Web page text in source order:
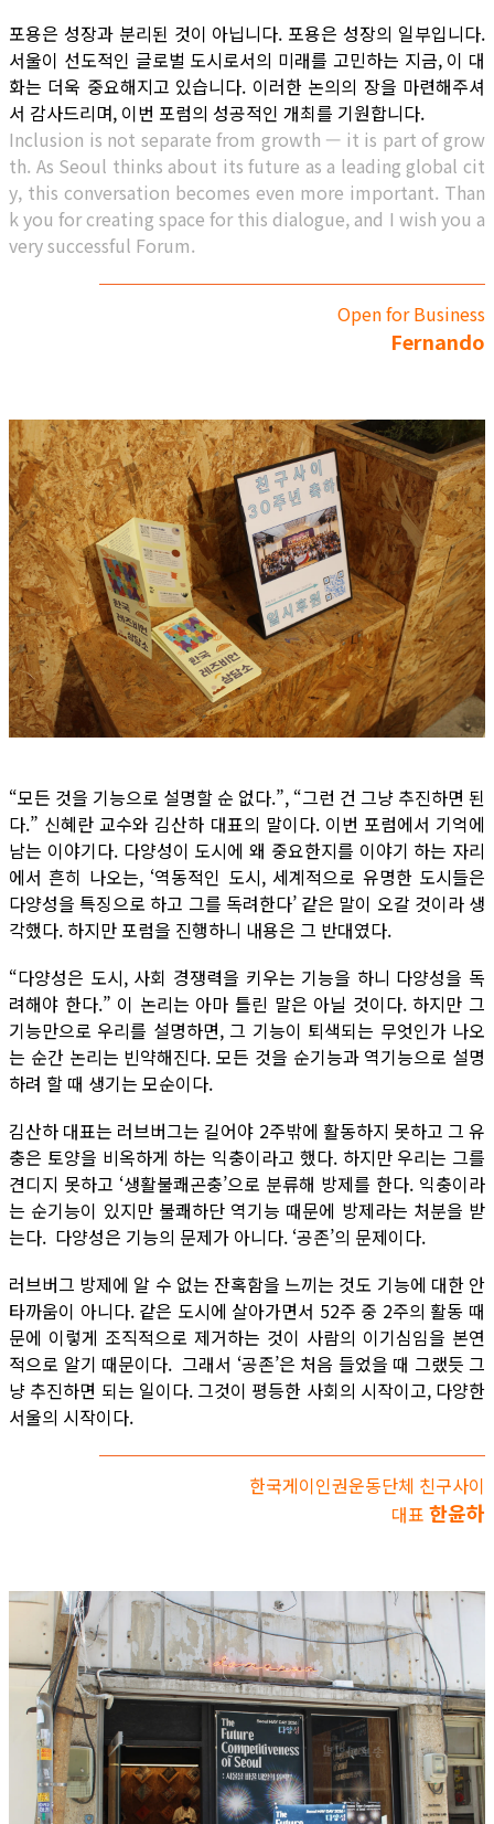
포용은 성장과 분리된 것이 아닙니다. 포용은 성장의 일부입니다.
서울이 선도적인 글로벌 도시로서의 미래를 고민하는 지금, 이 대
화는 더욱 중요해지고 있습니다. 이러한 논의의 장을 마련해주셔
서 감사드리며, 이번 포럼의 성공적인 개최를 기원합니다.
Inclusion is not separate from growth — it is part of grow
th. As Seoul thinks about its future as a leading global cit
y, this conversation becomes even more important. Than
k you for creating space for this dialogue, and I wish you a
very successful Forum.
Open for Business
Fernando
“모든 것을 기능으로 설명할 순 없다.”, “그런 건 그냥 추진하면 된
다.” 신혜란 교수와 김산하 대표의 말이다. 이번 포럼에서 기억에
남는 이야기다. 다양성이 도시에 왜 중요한지를 이야기 하는 자리
에서 흔히 나오는, ‘역동적인 도시, 세계적으로 유명한 도시들은
다양성을 특징으로 하고 그를 독려한다’ 같은 말이 오갈 것이라 생
각했다. 하지만 포럼을 진행하니 내용은 그 반대였다.
“다양성은 도시, 사회 경쟁력을 키우는 기능을 하니 다양성을 독
려해야 한다.” 이 논리는 아마 틀린 말은 아닐 것이다. 하지만 그
기능만으로 우리를 설명하면, 그 기능이 퇴색되는 무엇인가 나오
는 순간 논리는 빈약해진다. 모든 것을 순기능과 역기능으로 설명
하려 할 때 생기는 모순이다.
김산하 대표는 러브버그는 길어야 2주밖에 활동하지 못하고 그 유
충은 토양을 비옥하게 하는 익충이라고 했다. 하지만 우리는 그를
견디지 못하고 ‘생활불쾌곤충’으로 분류해 방제를 한다. 익충이라
는 순기능이 있지만 불쾌하단 역기능 때문에 방제라는 처분을 받
는다. 다양성은 기능의 문제가 아니다. ‘공존’의 문제이다.
러브버그 방제에 알 수 없는 잔혹함을 느끼는 것도 기능에 대한 안
타까움이 아니다. 같은 도시에 살아가면서 52주 중 2주의 활동 때
문에 이렇게 조직적으로 제거하는 것이 사람의 이기심임을 본연
적으로 알기 때문이다. 그래서 ‘공존’은 처음 들었을 때 그랬듯 그
냥 추진하면 되는 일이다. 그것이 평등한 사회의 시작이고, 다양한
서울의 시작이다.
한국게이인권운동단체 친구사이
대표 한윤하